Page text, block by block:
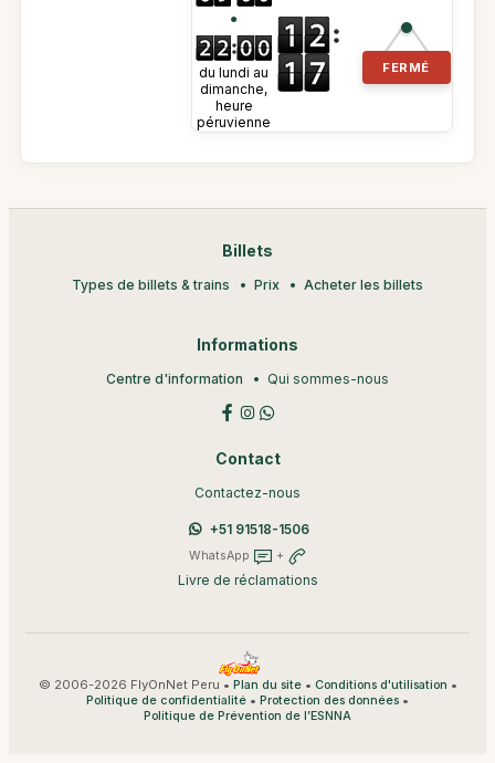
●
du lundi au
dimanche,
heure
péruvienne
FERMÉ
Billets
Types de billets & trains Prix Acheter les billets
Informations
Centre d'information Qui sommes-nous
Contact
Contactez-nous
+51 91518-1506
WhatsApp +
Livre de réclamations
© 2006-2026 FlyOnNet Peru • Plan du site• Conditions d'utilisation •
Politique de confidentialité • Protection des données •
Politique de Prévention de l’ESNNA